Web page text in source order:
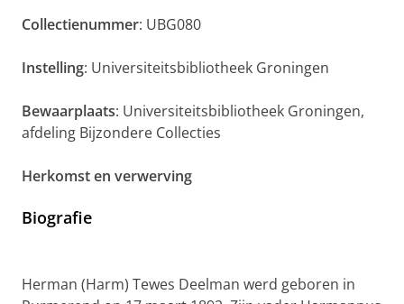
Collectienummer: UBG080
Instelling: Universiteitsbibliotheek Groningen
Bewaarplaats: Universiteitsbibliotheek Groningen,
afdeling Bijzondere Collecties
Herkomst en verwerving
Biografie
Herman (Harm) Tewes Deelman werd geboren in